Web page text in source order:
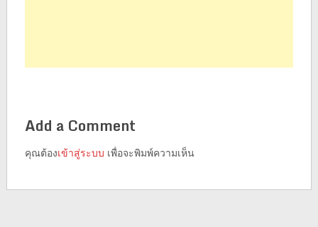
Add a Comment
คุณต้องเข้าสู่ระบบ เพื่อจะพิมพ์ความเห็น